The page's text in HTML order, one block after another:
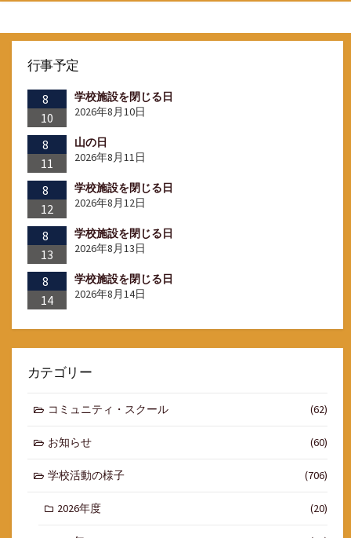
行事予定
8
10
学校施設を閉じる日
2026年8月10日
8
11
山の日
2026年8月11日
8
12
学校施設を閉じる日
2026年8月12日
8
13
学校施設を閉じる日
2026年8月13日
8
14
学校施設を閉じる日
2026年8月14日
カテゴリー
コミュニティ・スクール (62)
お知らせ (60)
学校活動の様子 (706)
2026年度 (20)